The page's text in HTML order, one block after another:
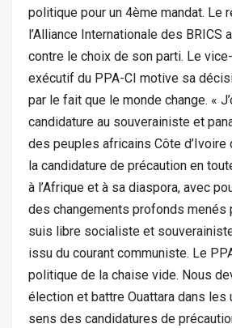
politique pour un 4ème mandat. Le
l’Alliance Internationale des BRICS
contre le choix de son parti. Le
exécutif du PPA-CI motive sa
par le fait que le monde change. «
candidature au souverainiste et
des peuples africains Côte d’Ivoire
la candidature de précaution en
à l’Afrique et à sa diaspora, avec
des changements profonds menés
suis libre socialiste et
issu du courant communiste. Le
politique de la chaise vide. Nous
élection et battre Ouattara dans les
sens des candidatures de